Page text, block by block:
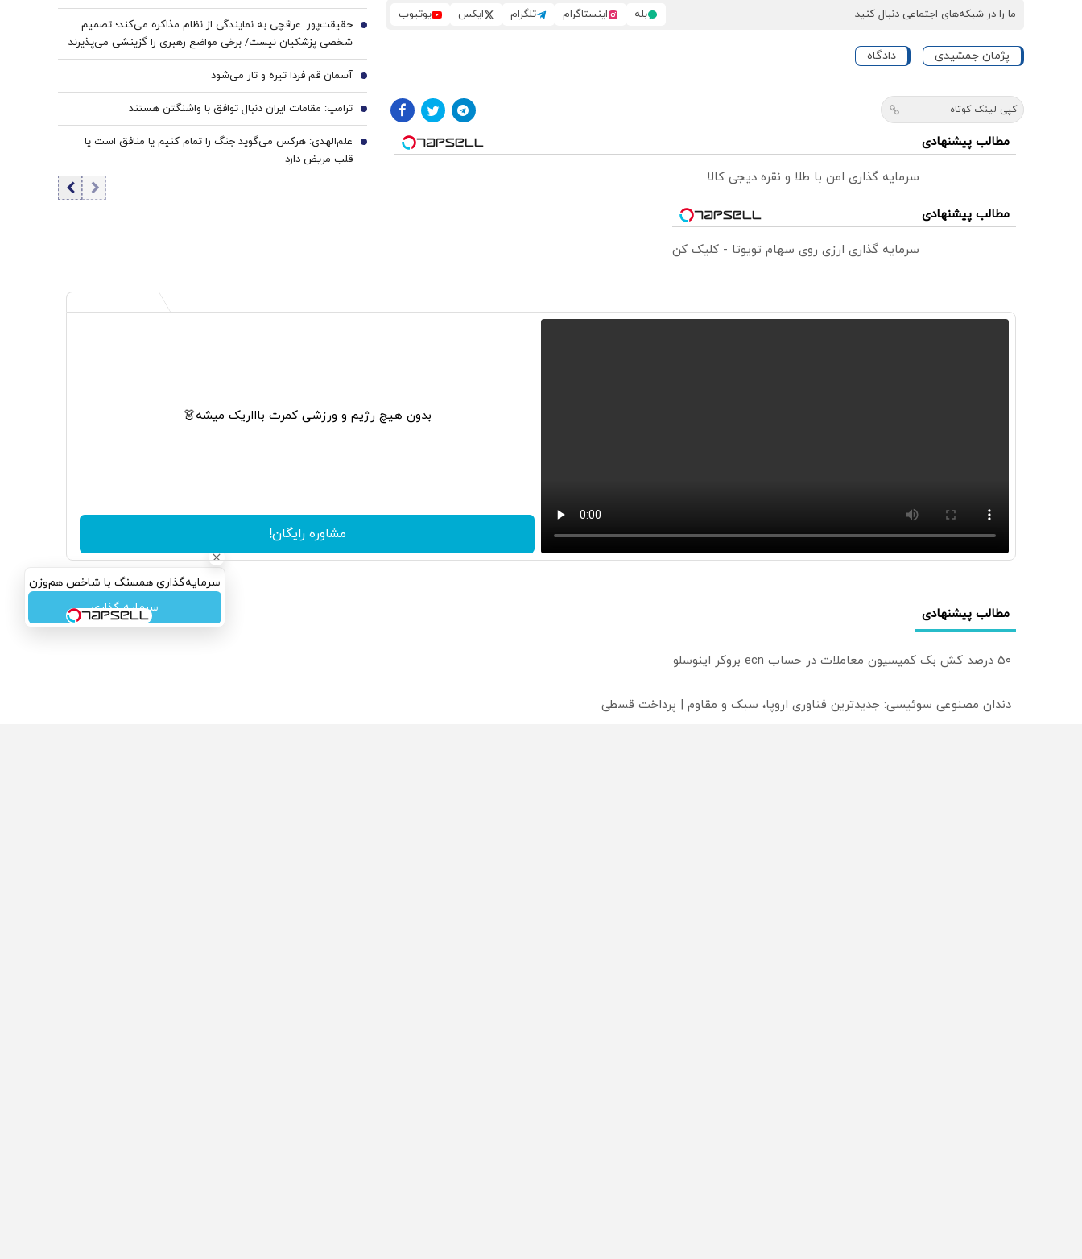
ما را در شبکه‌های اجتماعی دنبال کنید بله اینستاگرام تلگرام ایکس یوتیوب
پژمان جمشیدی دادگاه
کپی لینک کوتاه
مطالب پیشنهادی
سرمایه گذاری امن با طلا و نقره دیجی کالا
مطالب پیشنهادی
سرمایه گذاری ارزی روی سهام تویوتا - کلیک کن
سرمایه‌گذاری همسنگ با شاخص هم‌وزن
سرمایه گذاری
حقیقت‌پور: عراقچی به نمایندگی از نظام مذاکره می‌کند؛ تصمیم
شخصی پزشکیان نیست/ برخی مواضع رهبری را گزینشی می‌پذیرند
7
آسمان قم فردا تیره و تار می‌شود 8
ترامپ: مقامات ایران دنبال توافق با واشنگتن هستند 9
علم‌الهدی: هرکس می‌گوید جنگ را تمام کنیم یا منافق است یا
قلب مریض دارد
10
بدون هیچ رژیم و ورزشی کمرت باااریک میشه👗
مشاوره رایگان!
مطالب پیشنهادی
۵۰ درصد کش بک کمیسیون معاملات در حساب ecn بروکر اینوسلو
دندان مصنوعی سوئیسی: جدیدترین فناوری اروپا، سبک و مقاوم | پرداخت قسطی